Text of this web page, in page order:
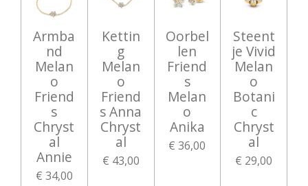
Armba
nd
Melan
o
Friend
s
Chryst
al
Annie
€ 34,00
Kettin
g
Melan
o
Friend
s Anna
Chryst
al
€ 43,00
Oorbel
len
Friend
s
Melan
o
Anika
€ 36,00
Steent
je Vivid
Melan
o
Botani
c
Chryst
al
€ 29,00